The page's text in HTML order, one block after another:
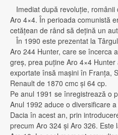
Imediat după revoluţie,
Aro 4×4. În perioada comunistă
cetăţean de rând să deţină un
În 1990 este prezentat la
Aro 244 Hunter, care se încerca
greş, prea puţine Aro 4×4
exportate însă maşini în Franţa,
Renault de 1870 cmc şi 64 cp.
Pe anul 1991 se înregistrează o
Anul 1992 aduce o diversificare
Dacia în acest an, prin
precum Aro 324 şi Aro 326.